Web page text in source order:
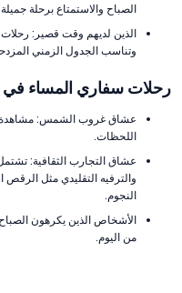
الصباح والاستمتاع برحلة
الذين لديهم وقت قصير:
وتناسب الجدول الزمني
رحلات سفاري المساء
عشاق غروب الشمس:
اللحظات.
عشاق التجارب الثقافية:
والترفيه التقليدي مثل
النجوم.
الأشخاص الذين يكرهون
من اليوم.